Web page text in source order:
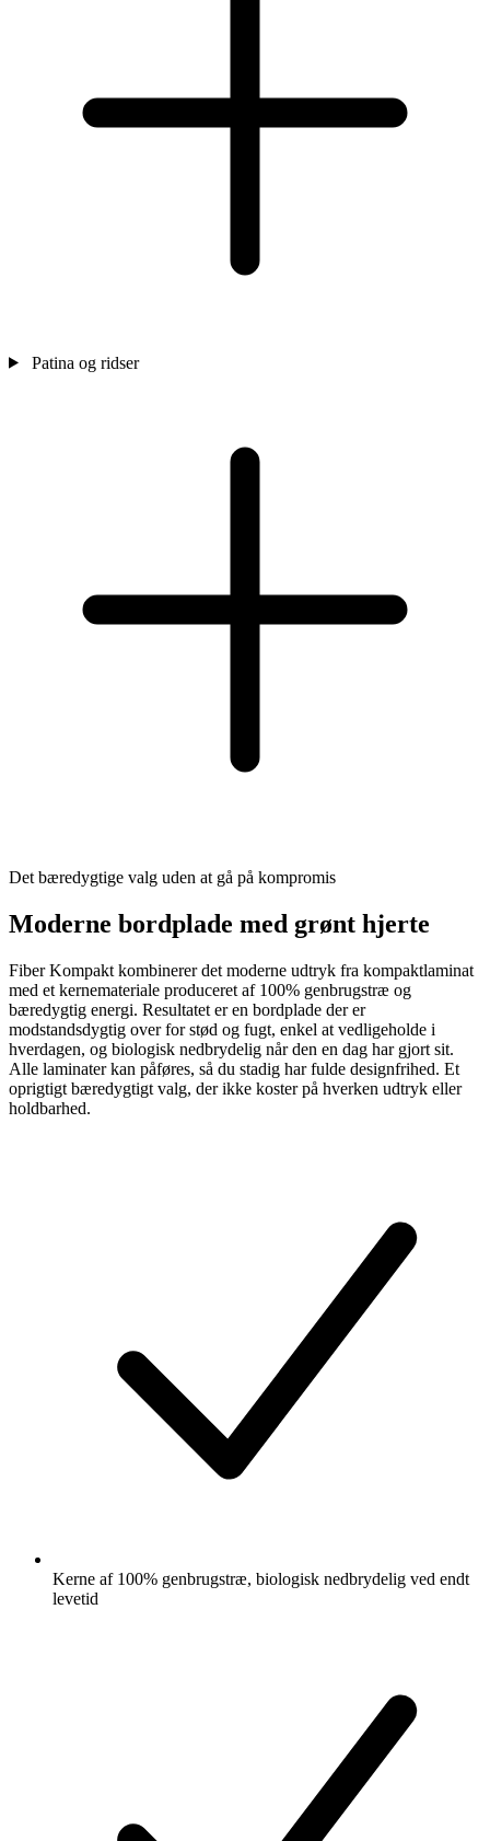
Patina og ridser
Det bæredygtige valg uden at gå på kompromis
Moderne bordplade med grønt hjerte
Fiber Kompakt kombinerer det moderne udtryk fra kompaktlaminat
med et kernemateriale produceret af 100% genbrugstræ og
bæredygtig energi. Resultatet er en bordplade der er
modstandsdygtig over for stød og fugt, enkel at vedligeholde i
hverdagen, og biologisk nedbrydelig når den en dag har gjort sit.
Alle laminater kan påføres, så du stadig har fulde designfrihed. Et
oprigtigt bæredygtigt valg, der ikke koster på hverken udtryk eller
holdbarhed.
Kerne af 100% genbrugstræ, biologisk nedbrydelig ved endt
levetid